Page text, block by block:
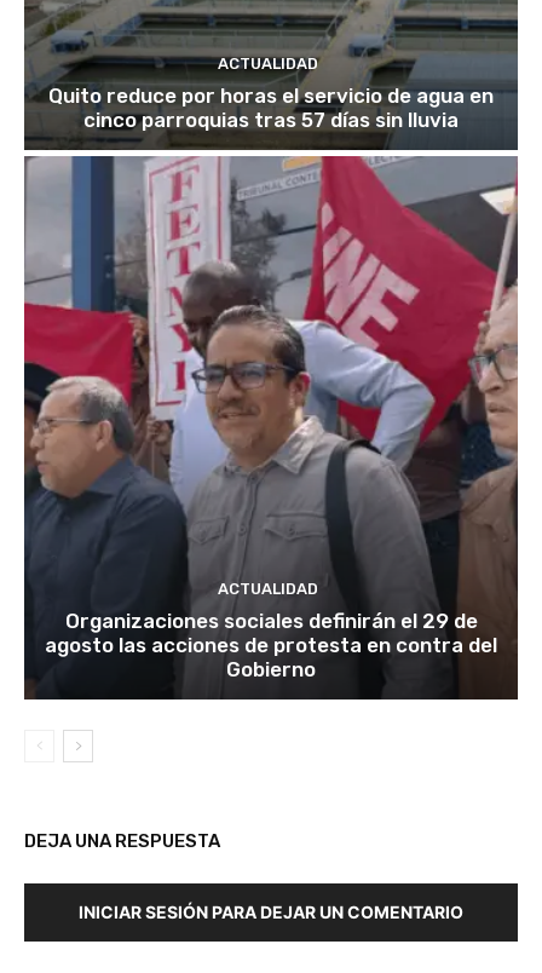
ACTUALIDAD
Quito reduce por horas el servicio de agua en
cinco parroquias tras 57 días sin lluvia
ACTUALIDAD
Organizaciones sociales definirán el 29 de
agosto las acciones de protesta en contra del
Gobierno
DEJA UNA RESPUESTA
INICIAR SESIÓN PARA DEJAR UN COMENTARIO